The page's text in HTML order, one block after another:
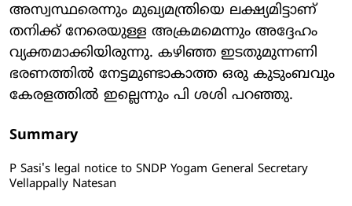
അസ്വസ്ഥരെന്നും മുഖ്യമന്ത്രിയെ ലക്ഷ്യമിട്ടാണ്
തനിക്ക് നേരെയുള്ള അക്രമമെന്നും അദ്ദേഹം
വ്യക്തമാക്കിയിരുന്നു. കഴിഞ്ഞ ഇടതുമുന്നണി
ഭരണത്തില്‍ നേട്ടമുണ്ടാകാത്ത ഒരു കുടുംബവും
കേരളത്തില്‍ ഇല്ലെന്നും പി ശശി പറഞ്ഞു.
Summary
P Sasi's legal notice to SNDP Yogam General Secretary
Vellappally Natesan